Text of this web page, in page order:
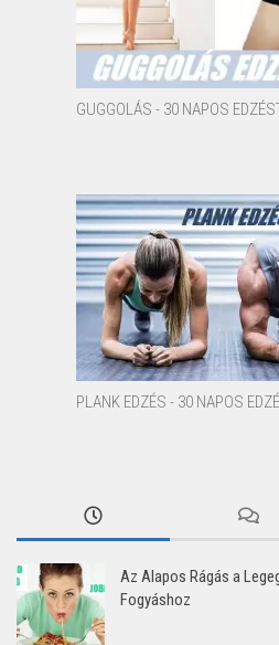
GUGGOLÁS - 30 NAPOS
PLANK EDZÉS - 30 NAPOS
Az Alapos Rágás a
Fogyáshoz